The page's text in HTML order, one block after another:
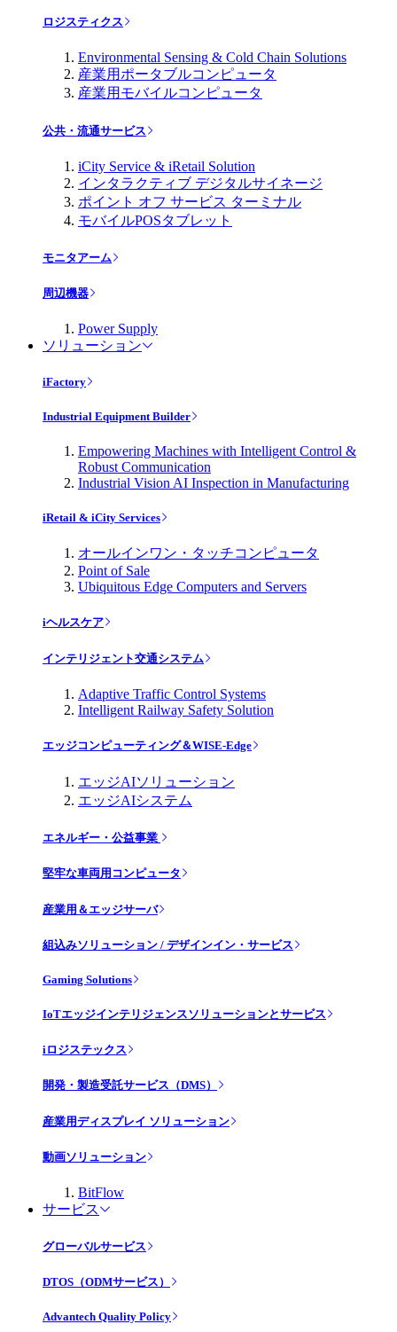
ロジスティクス
Environmental Sensing & Cold Chain Solutions
産業用ポータブルコンピュータ
産業用モバイルコンピュータ
公共・流通サービス
iCity Service & iRetail Solution
インタラクティブ デジタルサイネージ
ポイント オフ サービス ターミナル
モバイルPOSタブレット
モニタアーム
周辺機器
Power Supply
ソリューション
iFactory
Industrial Equipment Builder
Empowering Machines with Intelligent Control &
Robust Communication
Industrial Vision AI Inspection in Manufacturing
iRetail & iCity Services
オールインワン・タッチコンピュータ
Point of Sale
Ubiquitous Edge Computers and Servers
iヘルスケア
インテリジェント交通システム
Adaptive Traffic Control Systems
Intelligent Railway Safety Solution
エッジコンピューティング＆WISE-Edge
エッジAIソリューション
エッジAIシステム
エネルギー・公益事業
堅牢な車両用コンピュータ
産業用＆エッジサーバ
組込みソリューション / デザインイン・サービス
Gaming Solutions
IoTエッジインテリジェンスソリューションとサービス
iロジステックス
開発・製造受託サービス（DMS）
産業用ディスプレイ ソリューション
動画ソリューション
BitFlow
サービス
グローバルサービス
DTOS（ODMサービス）
Advantech Quality Policy